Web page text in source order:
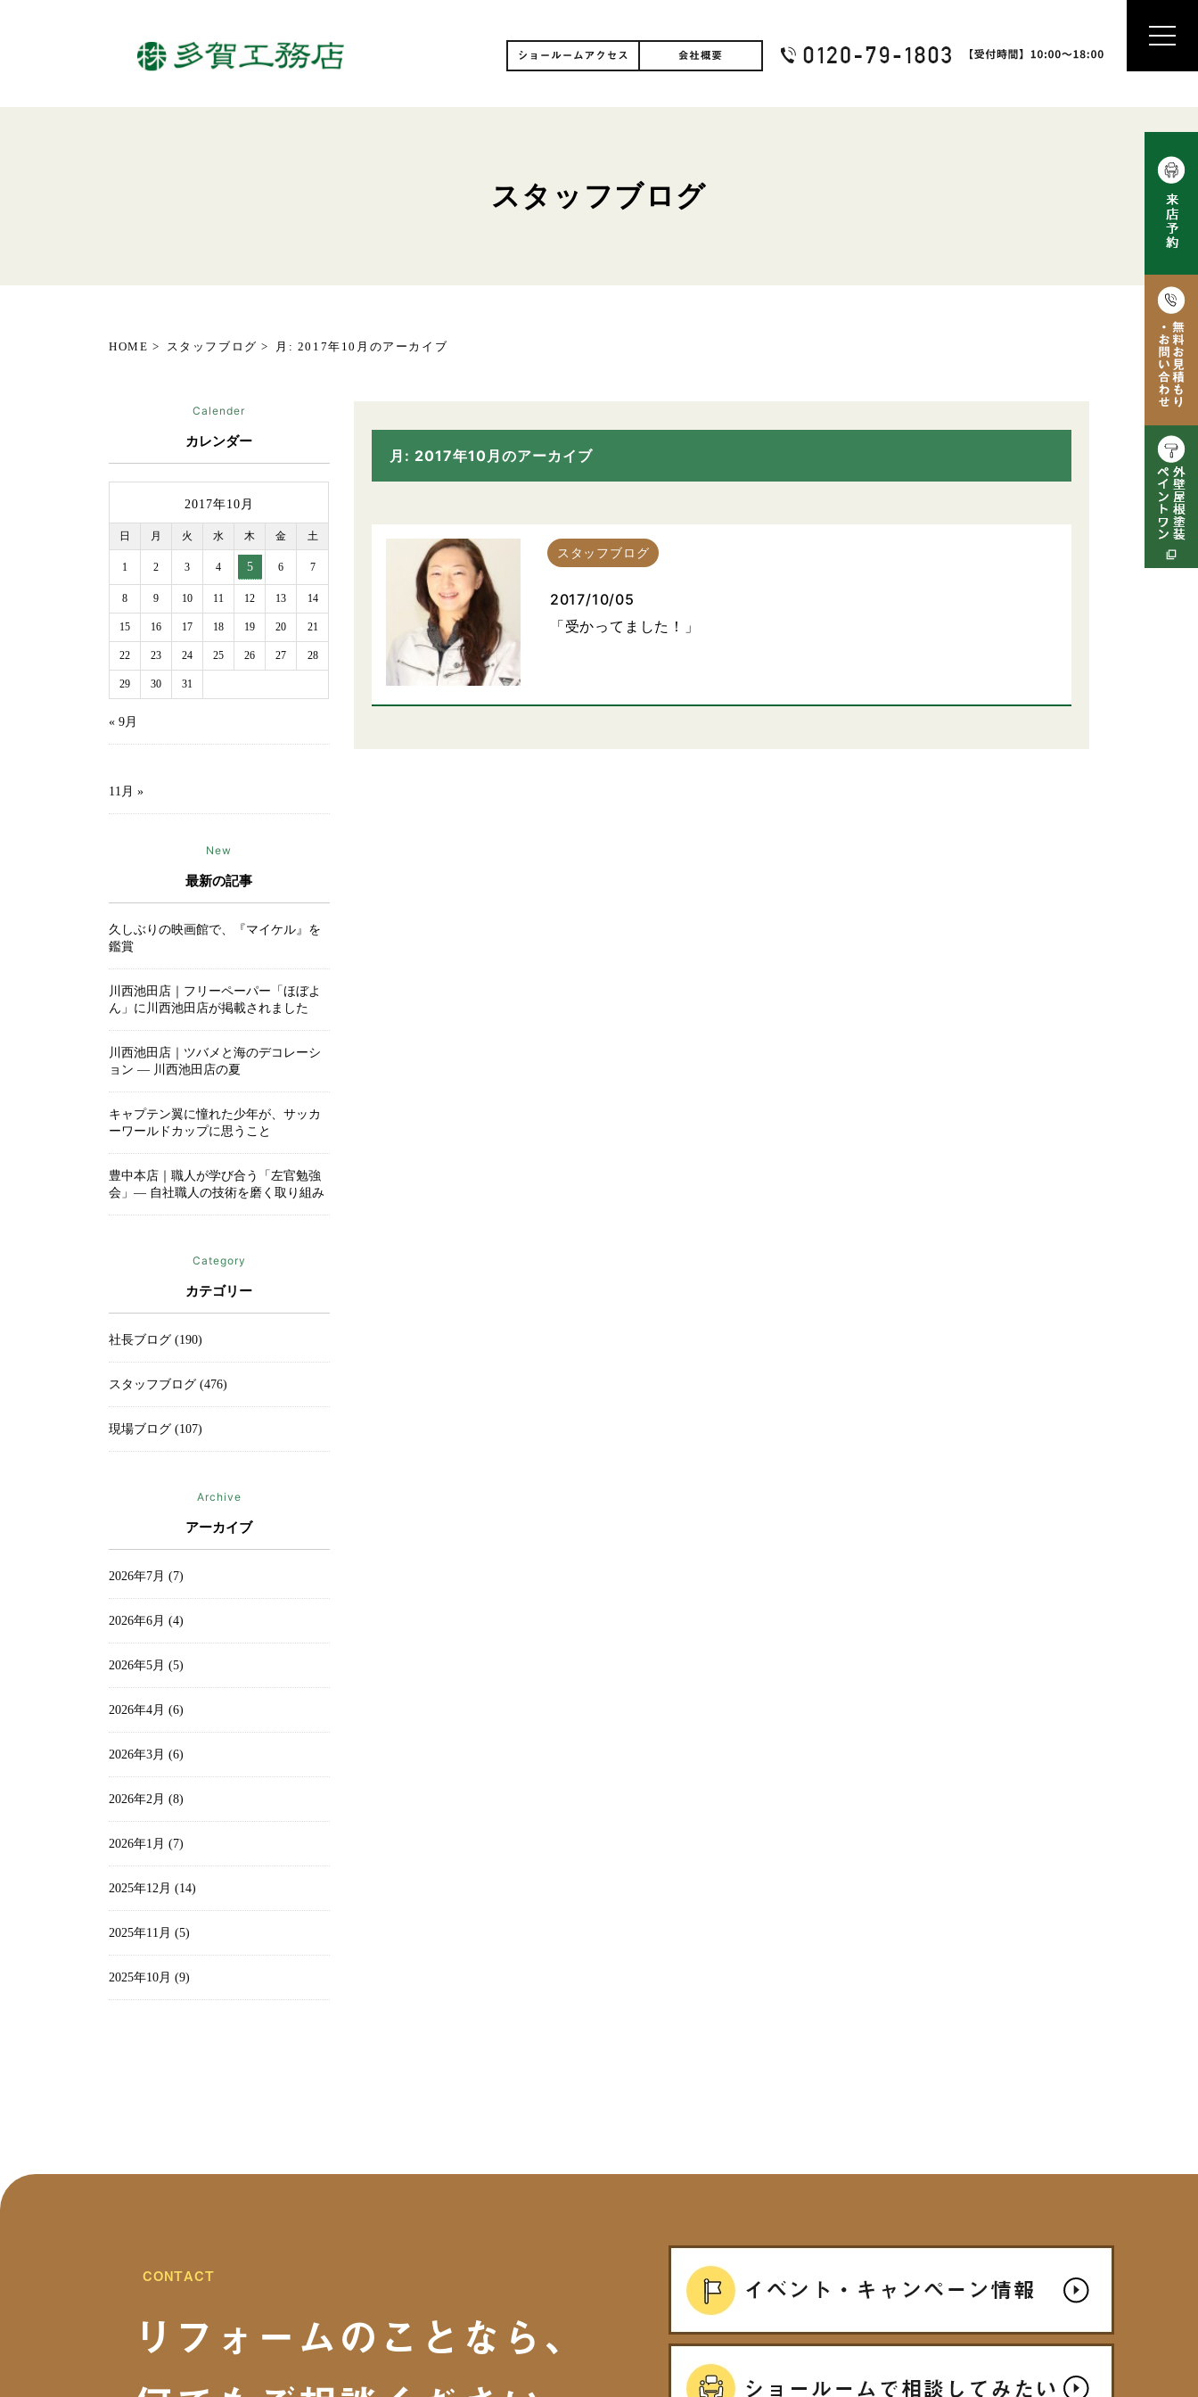
スタッフブログ
HOME スタッフブログ 月: 2017年10月 のアーカイブ
月: 2017年10月 のアーカイブ
スタッフブログ
2017/10/05
「受かってました！」
Calender
カレンダー
2017年10月
日 月 火 水 木 金 土
1 2 3 4 5 6 7
8 9 10 11 12 13 14
15 16 17 18 19 20 21
22 23 24 25 26 27 28
29 30 31
« 9月
11月 »
New
最新の記事
久しぶりの映画館で、『マイケル』を
鑑賞
川西池田店｜フリーペーパー「ほぼよ
ん」に川西池田店が掲載されました
川西池田店｜ツバメと海のデコレーシ
ョン ― 川西池田店の夏
キャプテン翼に憧れた少年が、サッカ
ーワールドカップに思うこと
豊中本店｜職人が学び合う「左官勉強
会」― 自社職人の技術を磨く取り組み
Category
カテゴリー
社長ブログ (190)
スタッフブログ (476)
現場ブログ (107)
Archive
アーカイブ
2026年7月 (7)
2026年6月 (4)
2026年5月 (5)
2026年4月 (6)
2026年3月 (6)
2026年2月 (8)
2026年1月 (7)
2025年12月 (14)
2025年11月 (5)
2025年10月 (9)
2025年2月
CONTACT
リフォームのことなら、